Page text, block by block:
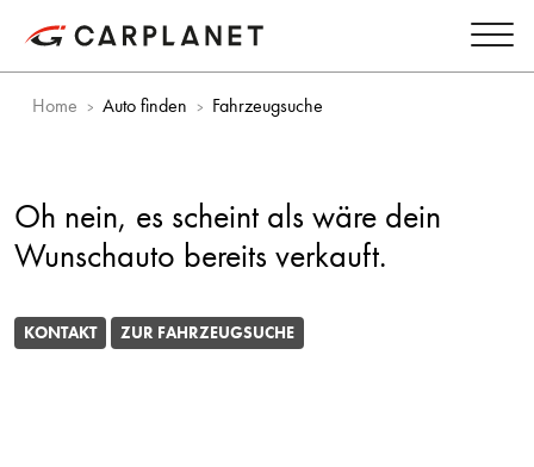
Home Auto finden Fahrzeugsuche
Oh nein, es scheint als wäre dein
Wunschauto bereits verkauft.
KONTAKT ZUR FAHRZEUGSUCHE